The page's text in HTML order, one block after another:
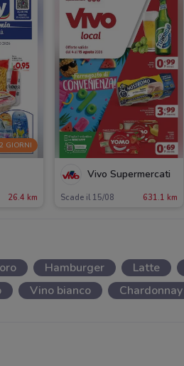
GIORNI
26.4 km
Vivo Supermercati
Scade il 15/08 631.1 km
Hamburger Latte
Vino bianco Chardonnay